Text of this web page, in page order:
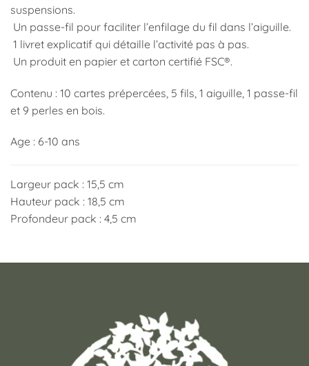
suspensions.
Un passe-fil pour faciliter l’enfilage du fil dans l’aiguille.
1 livret explicatif qui détaille l’activité pas à pas.
Un produit en papier et carton certifié FSC®.
Contenu : 10 cartes prépercées, 5 fils, 1 aiguille, 1 passe-fil
et 9 perles en bois.
Age : 6-10 ans
Largeur pack : 15,5 cm
Hauteur pack : 18,5 cm
Profondeur pack : 4,5 cm